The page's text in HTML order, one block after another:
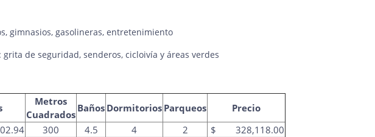
gimnasios, gasolineras, entretenimiento
grita de seguridad, senderos, cicloivía y áreas verdes
Metros
Cuadrados
Baños Dormitorios Parqueos
Precio
300 4.5 4 2
$ 328,118.00